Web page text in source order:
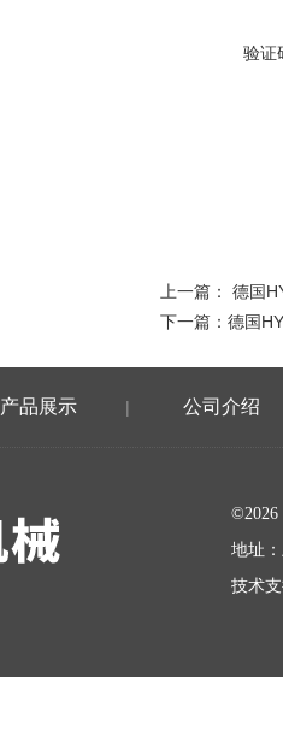
验证
上一篇： 德国
下一篇： 德国
产品展示 | 公司介绍
地址
技术